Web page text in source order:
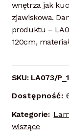
wnętrza jak
zjawiskowa.
produktu –
120cm,
SKU: LA073/
Dostępność:
Kategorie:
wiszące